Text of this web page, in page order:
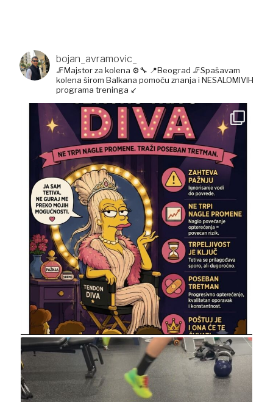
bojan_avramovic_
🦵Majstor za kolena ⚙️🔧 📍Beograd 🦵Spašavam
kolena širom Balkana pomoću znanja i NESALOMIVIH
programa treninga ↙️